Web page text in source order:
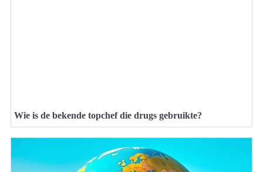
Wie is de bekende topchef die drugs gebruikte?